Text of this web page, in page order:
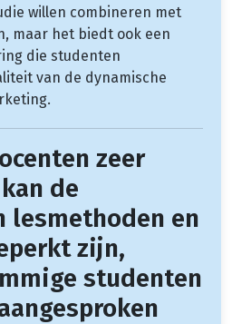
willen combineren met
maar het biedt ook een
die studenten
van de dynamische
zeer
de
en
zijn,
studenten